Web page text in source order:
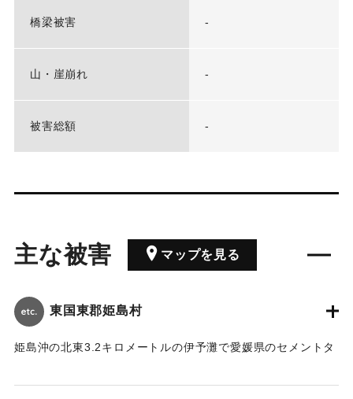
橋梁被害 -
山・崖崩れ -
被害総額 -
主な被害 マップを見る
東国東郡姫島村
姫島沖の北東3.2キロメートルの伊予灘で愛媛県のセメントタ
船「ジェリーエバレット号」（4931トン、35人乗組み）が衝